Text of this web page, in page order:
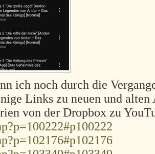
ich noch durch die
Links zu neuen und
von der Dropbox zu